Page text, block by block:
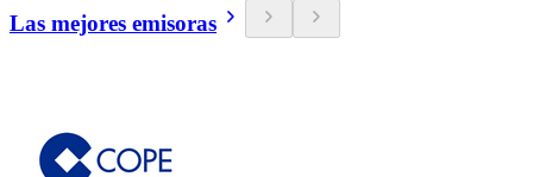
Las mejores emisoras